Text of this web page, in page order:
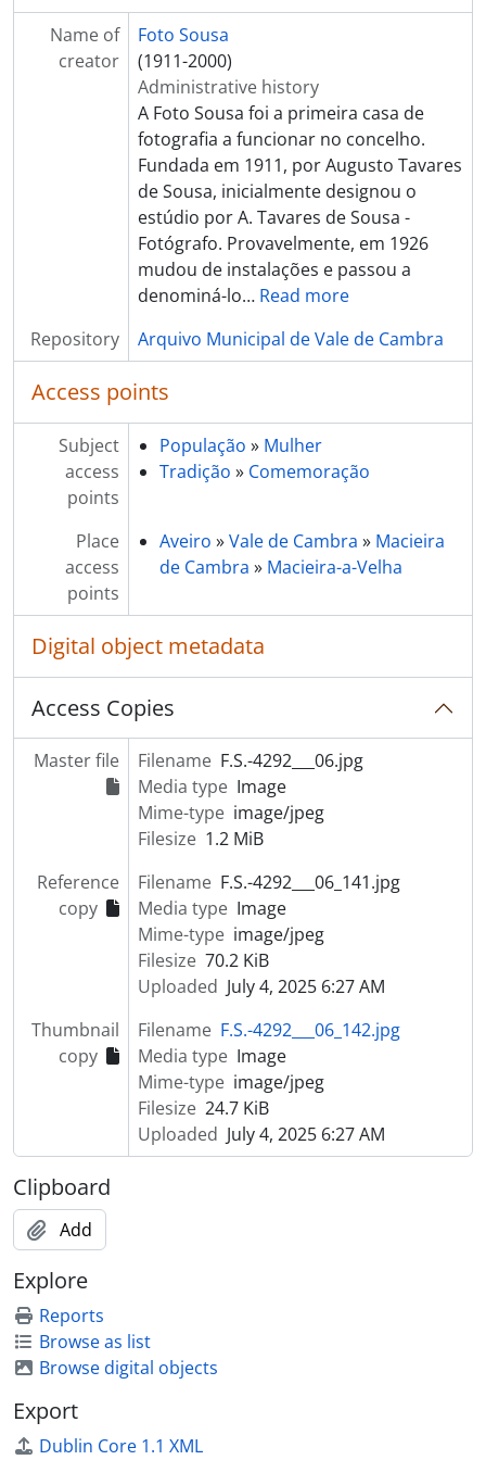
[Part] ANIMAIS
[Part] SEGURANÇA PÚBLICA
[Part] TRANSPORTES
[Part] OBRAS PÚBLICAS
[Part] PATRIMÓNIO
[Part] INSTITUIÇÕES
[Part] ASSOCIAÇÕES
[Part] EMPRESAS
[Series] Álbuns de fotografias
[Series] Livros de registo de clientes
Name of
creator
Foto Sousa
(1911-2000)
Administrative history
A Foto Sousa foi a primeira casa de
fotografia a funcionar no concelho.
Fundada em 1911, por Augusto Tavares
de Sousa, inicialmente designou o
estúdio por A. Tavares de Sousa -
Fotógrafo. Provavelmente, em 1926
mudou de instalações e passou a
denominá-lo… Read more
Repository
Arquivo Municipal de Vale de Cambra
Access points
Subject
access
points
População » Mulher
Tradição » Comemoração
Place
access
points
Aveiro »Vale de Cambra » Macieira
de Cambra » Macieira-a-Velha
Digital object metadata
Access Copies
Master file Filename F.S.-4292___06.jpg
Media type Image
Mime-type image/jpeg
Filesize 1.2 MiB
Reference
copy
Filename F.S.-4292___06_141.jpg
Media type Image
Mime-type image/jpeg
Filesize 70.2 KiB
Uploaded July 4, 2025 6:27 AM
Thumbnail
copy
Filename F.S.-4292___06_142.jpg
Media type Image
Mime-type image/jpeg
Filesize 24.7 KiB
Uploaded July 4, 2025 6:27 AM
Clipboard
Add
Explore
Reports
Browse as list
Browse digital objects
Export
Dublin Core 1.1 XML